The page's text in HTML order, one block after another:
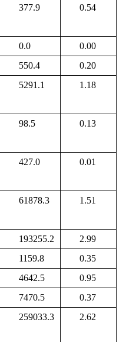
377.9 0.54
0.0
0.00
550.4
0.20
5291.1 1.18
98.5 0.13
427.0 0.01
61878.3 1.51
193255.2
2.99
1159.8
0.35
4642.5
0.95
7470.5
0.37
259033.3 2.62